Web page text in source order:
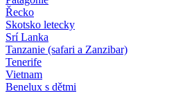
Řecko
Skotsko letecky
Srí Lanka
Tanzanie (safari a Zanzibar)
Tenerife
Vietnam
Benelux s dětmi